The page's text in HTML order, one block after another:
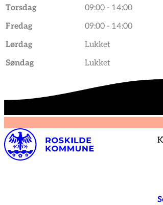
Torsdag
09:00 - 14:00
Fredag
09:00 - 14:00
Lørdag
Lukket
Søndag
Lukket